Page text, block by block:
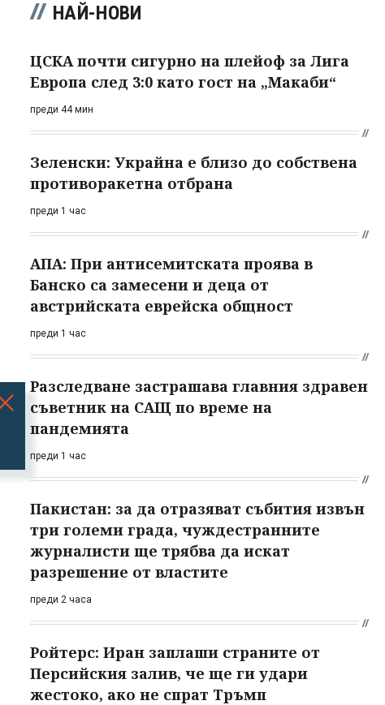
НАЙ-НОВИ
ЦСКА почти сигурно на плейоф за Лига
Европа след 3:0 като гост на „Макаби“
преди 44 мин
Зеленски: Украйна е близо до собствена
противоракетна отбрана
преди 1 час
АПА: При антисемитската проява в
Банско са замесени и деца от
австрийската еврейска общност
преди 1 час
Разследване застрашава главния здравен
съветник на САЩ по време на
пандемията
преди 1 час
Пакистан: за да отразяват събития извън
три големи града, чуждестранните
журналисти ще трябва да искат
разрешение от властите
преди 2 часа
Ройтерс: Иран заплаши страните от
Персийския залив, че ще ги удари
жестоко, ако не спрат Тръмп